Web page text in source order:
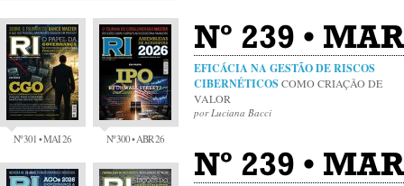
Nº 301 • MAI 26 Nº 300 • ABR 26
Nº 239 •
EFICÁCIA NA GESTÃO DE RISCOS
CIBERNÉTICOS COMO CRIAÇÃO DE
VALOR
por Luciana Bacci
Nº 239 •